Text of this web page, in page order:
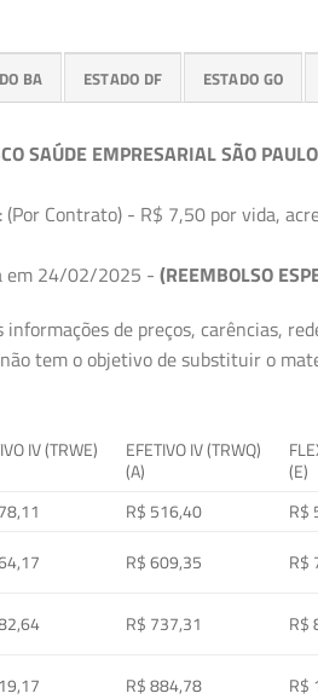
BA ESTADO DF ESTADO GO
SAÚDE EMPRESARIAL SÃO
(Por Contrato) - R$ 7,50 por vida,
em 24/02/2025 - (REEMBOLSO
informações de preços, carências,
tem o objetivo de substituir o
IV (TRWE)
EFETIVO IV (TRWQ)
(A)
(E)
R$ 516,40 R$
R$ 609,35 R$
R$ 737,31 R$
R$ 884,78 R$